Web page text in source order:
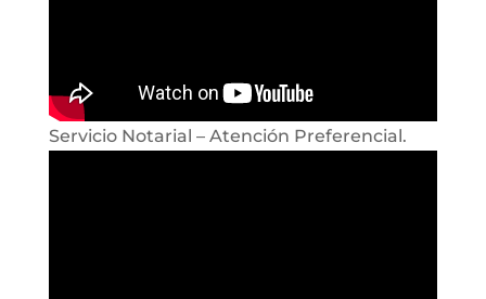
Servicio Notarial – Atención Preferencial.